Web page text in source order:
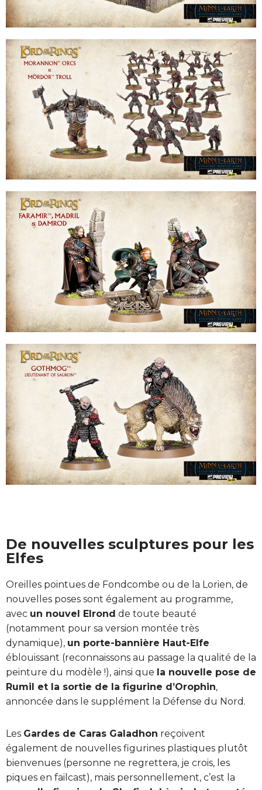
De nouvelles sculptures pour les
Elfes
Oreilles pointues de Fondcombe ou de la Lorien, de
nouvelles poses sont également au programme,
avec un nouvel Elrond de toute beauté
(notamment pour sa version montée très
dynamique), un porte-bannière Haut-Elfe
éblouissant (reconnaissons au passage la qualité de la
peinture du modèle !), ainsi que la nouvelle pose de
Rumil et la sortie de la figurine d’Orophin,
annoncée dans le supplément la Défense du Nord.
Les Gardes de Caras Galadhon reçoivent
également de nouvelles figurines plastiques plutôt
bienvenues (personne ne regrettera, je crois, les
piques en failcast), mais personnellement, c’est la